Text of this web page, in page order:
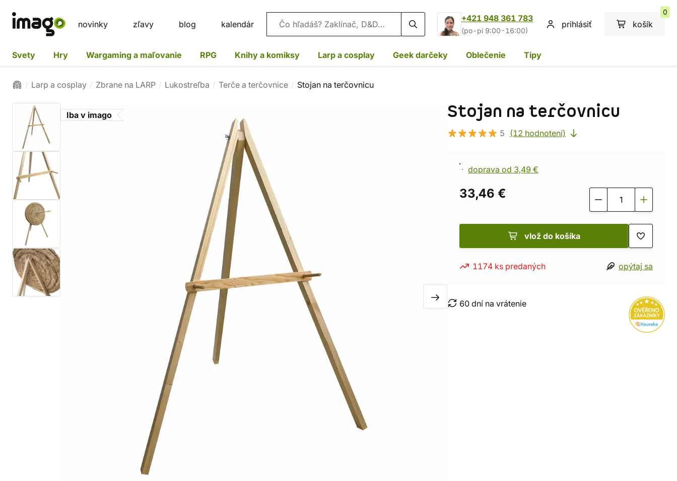
novinky zľavy blog kalendár Vyhľadávanie
+421 948 361 783
(po-pi 9:00-16:00)
prihlásiť košík
0
Svety Hry Wargaming a maľovanie RPG Knihy a komiksy Larp a cosplay Geek darčeky Oblečenie Tipy
Larp a cosplay Zbrane na LARP Lukostreľba Terče a terčovnice Stojan na terčovnicu
Iba v imago Stojan na terčovnicu
5 (12 hodnotení)
doprava od 3,49 €
33,46 €
vlož do košíka
1174 ks predaných opýtaj sa
60 dní na vrátenie